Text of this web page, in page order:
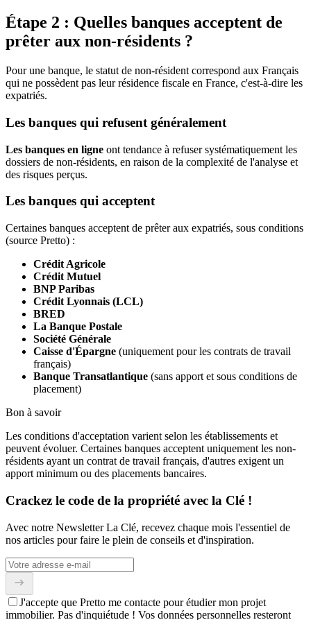
Étape 2 : Quelles banques acceptent de
prêter aux non-résidents ?
Pour une banque, le statut de non-résident correspond aux Français
qui ne possèdent pas leur résidence fiscale en France, c'est-à-dire les
expatriés.
Les banques qui refusent généralement
Les banques en ligne ont tendance à refuser systématiquement les
dossiers de non-résidents, en raison de la complexité de l'analyse et
des risques perçus.
Les banques qui acceptent
Certaines banques acceptent de prêter aux expatriés, sous conditions
(source Pretto) :
Crédit Agricole
Crédit Mutuel
BNP Paribas
Crédit Lyonnais (LCL)
BRED
La Banque Postale
Société Générale
Caisse d'Épargne (uniquement pour les contrats de travail
français)
Banque Transatlantique (sans apport et sous conditions de
placement)
Bon à savoir
Les conditions d'acceptation varient selon les établissements et
peuvent évoluer. Certaines banques acceptent uniquement les non-
résidents ayant un contrat de travail français, d'autres exigent un
apport minimum ou des placements bancaires.
Crackez le code de la propriété avec la Clé !
Avec notre Newsletter La Clé, recevez chaque mois l'essentiel de
nos articles pour faire le plein de conseils et d'inspiration.
J'accepte que Pretto me contacte pour étudier mon projet
immobilier. Pas d'inquiétude ! Vos données personnelles resteront